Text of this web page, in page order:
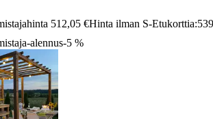
512,05 €Hinta ilman S-Etukorttia:
alennus-5 %